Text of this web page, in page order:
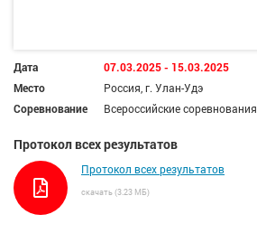
Дата
07.03.2025 - 15.03.2025
Место
Россия, г. Улан-Удэ
Соревнование
Всероссийские соревнования
Протокол всех результатов
Протокол всех результатов
скачать (3.23 МБ)